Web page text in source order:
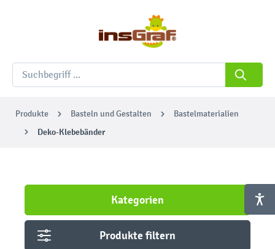
Produkte Basteln und Gestalten Bastelmaterialien
Deko-Klebebänder
Kategorien
Produkte filtern